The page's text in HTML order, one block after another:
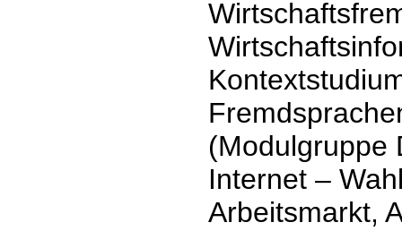
(Modulgruppe
Internet –
Arbeitsmarkt,